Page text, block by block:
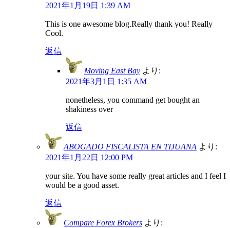
2021年1月19日 1:39 AM
This is one awesome blog.Really thank you! Really
Cool.
返信
Moving East Bay より:
2021年3月1日 1:35 AM
nonetheless, you command get bought an
shakiness over
返信
ABOGADO FISCALISTA EN TIJUANA より:
2021年1月22日 12:00 PM
your site. You have some really great articles and I feel I
would be a good asset.
返信
Compare Forex Brokers より: